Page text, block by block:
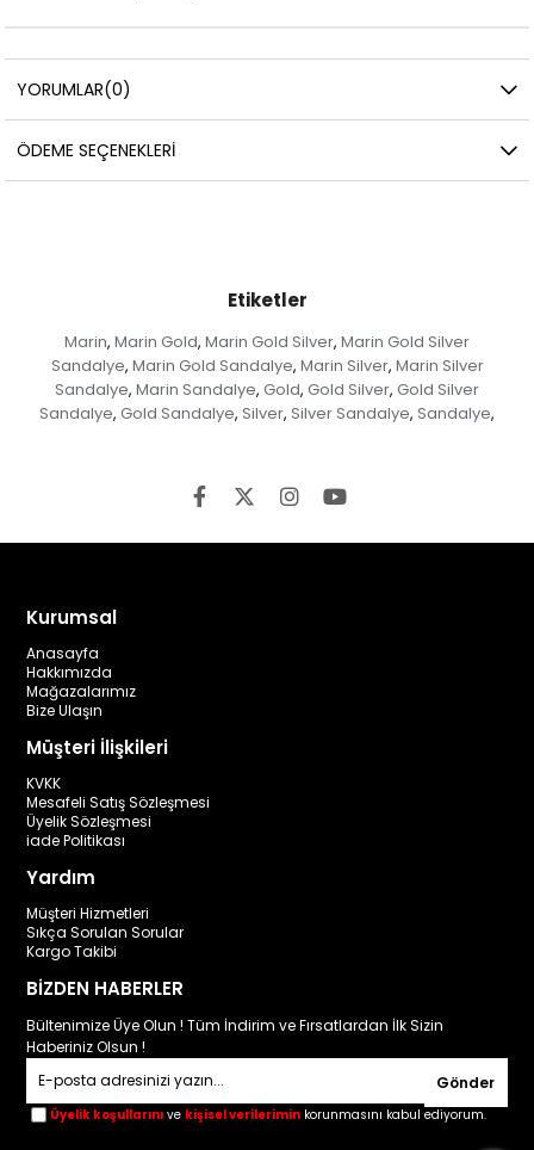
YORUMLAR(0)
ÖDEME SEÇENEKLERI
Etiketler
Marin, Marin Gold, Marin Gold Silver, Marin Gold Silver
Sandalye, Marin Gold Sandalye, Marin Silver, Marin Silver
Sandalye, Marin Sandalye, Gold, Gold Silver, Gold Silver
Sandalye, Gold Sandalye, Silver, Silver Sandalye, Sandalye,
Kurumsal
Anasayfa
Hakkımızda
Mağazalarımız
Bize Ulaşın
Müşteri İlişkileri
KVKK
Mesafeli Satış Sözleşmesi
Üyelik Sözleşmesi
iade Politikası
Yardım
Müşteri Hizmetleri
Sıkça Sorulan Sorular
Kargo Takibi
BİZDEN HABERLER
Bültenimize Üye Olun ! Tüm İndirim ve Fırsatlardan İlk Sizin
Haberiniz Olsun !
Gönder
Üyelik koşullarını ve kişisel verilerimin korunmasını kabul ediyorum.